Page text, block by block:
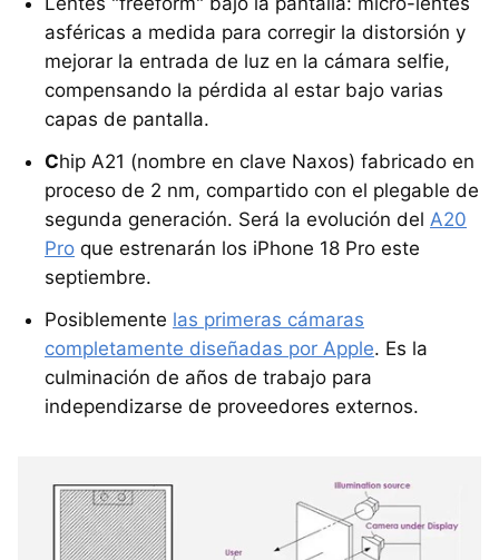
asféricas a medida para corregir la distorsión y
mejorar la entrada de luz en la cámara selfie,
compensando la pérdida al estar bajo varias
capas de pantalla.
Chip A21 (nombre en clave Naxos) fabricado en
proceso de 2 nm, compartido con el plegable de
segunda generación. Será la evolución del A20
Pro que estrenarán los iPhone 18 Pro este
septiembre.
Posiblemente las primeras cámaras
completamente diseñadas por Apple. Es la
culminación de años de trabajo para
independizarse de proveedores externos.